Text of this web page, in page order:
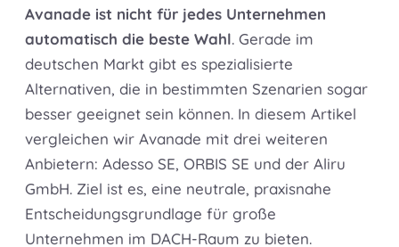
Avanade ist nicht für jedes Unternehmen
automatisch die beste Wahl. Gerade im
deutschen Markt gibt es spezialisierte
Alternativen, die in bestimmten Szenarien sogar
besser geeignet sein können. In diesem Artikel
vergleichen wir Avanade mit drei weiteren
Anbietern: Adesso SE, ORBIS SE und der Aliru
GmbH. Ziel ist es, eine neutrale, praxisnahe
Entscheidungsgrundlage für große
Unternehmen im DACH-Raum zu bieten.